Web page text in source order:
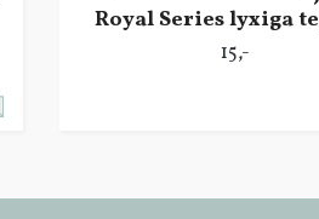
Royal Series lyxiga
15,-